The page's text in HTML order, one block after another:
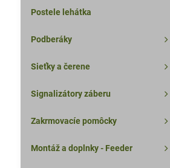
Postele lehátka
Podberáky
Sieťky a čerene
Signalizátory záberu
Zakrmovacíe pomôcky
Montáž a doplnky - Feeder